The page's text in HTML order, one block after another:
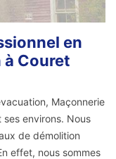
en
Couret
Maçonnerie
environs. Nous
de démolition
effet, nous sommes